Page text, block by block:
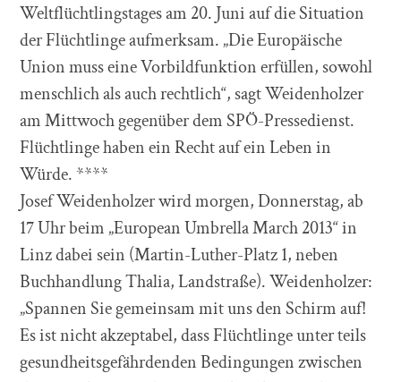
Weltflüchtlingstages am 20. Juni auf die Situation
der Flüchtlinge aufmerksam. „Die Europäische
Union muss eine Vorbildfunktion erfüllen, sowohl
menschlich als auch rechtlich“, sagt Weidenholzer
am Mittwoch gegenüber dem SPÖ-Pressedienst.
Flüchtlinge haben ein Recht auf ein Leben in
Würde. ****
Josef Weidenholzer wird morgen, Donnerstag, ab
17 Uhr beim „European Umbrella March 2013“ in
Linz dabei sein (Martin-Luther-Platz 1, neben
Buchhandlung Thalia, Landstraße). Weidenholzer:
„Spannen Sie gemeinsam mit uns den Schirm auf!
Es ist nicht akzeptabel, dass Flüchtlinge unter teils
gesundheitsgefährdenden Bedingungen zwischen